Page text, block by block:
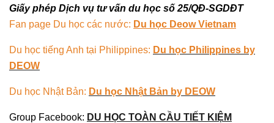
Giấy phép Dịch vụ tư vấn du học số 25/QĐ-SGDĐT
Fan page Du học các nước: Du học Deow Vietnam
Du học tiếng Anh tại Philippines: Du học Philippines by
DEOW
Du học Nhật Bản: Du học Nhật Bản by DEOW
Group Facebook: DU HỌC TOÀN CẦU TIẾT KIỆM